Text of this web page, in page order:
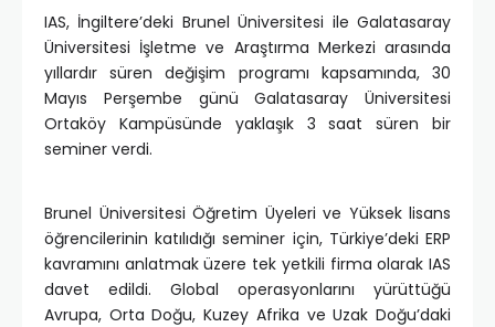
IAS, İngiltere’deki Brunel Üniversitesi ile Galatasaray
Üniversitesi İşletme ve Araştırma Merkezi arasında
yıllardır süren değişim programı kapsamında, 30
Mayıs Perşembe günü Galatasaray Üniversitesi
Ortaköy Kampüsünde yaklaşık 3 saat süren bir
seminer verdi.
Brunel Üniversitesi Öğretim Üyeleri ve Yüksek lisans
öğrencilerinin katılıdığı seminer için, Türkiye’deki ERP
kavramını anlatmak üzere tek yetkili firma olarak IAS
davet edildi. Global operasyonlarını yürüttüğü
Avrupa, Orta Doğu, Kuzey Afrika ve Uzak Doğu’daki